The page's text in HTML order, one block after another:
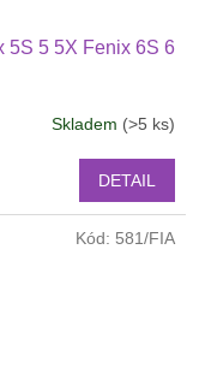
5S 5 5X Fenix 6S 6
Skladem (>5 ks)
DETAIL
Kód: 581/FIA